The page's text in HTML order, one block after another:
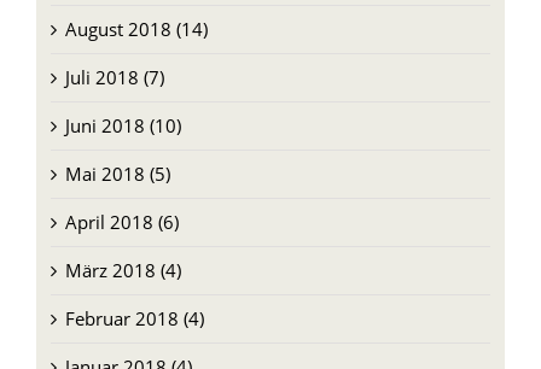
Juli 2018 (7)
Juni 2018 (10)
Mai 2018 (5)
April 2018 (6)
März 2018 (4)
Februar 2018 (4)
Januar 2018 (4)